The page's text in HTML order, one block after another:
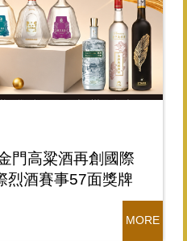
門高粱酒再創國際
烈酒賽事57面獎牌
MORE